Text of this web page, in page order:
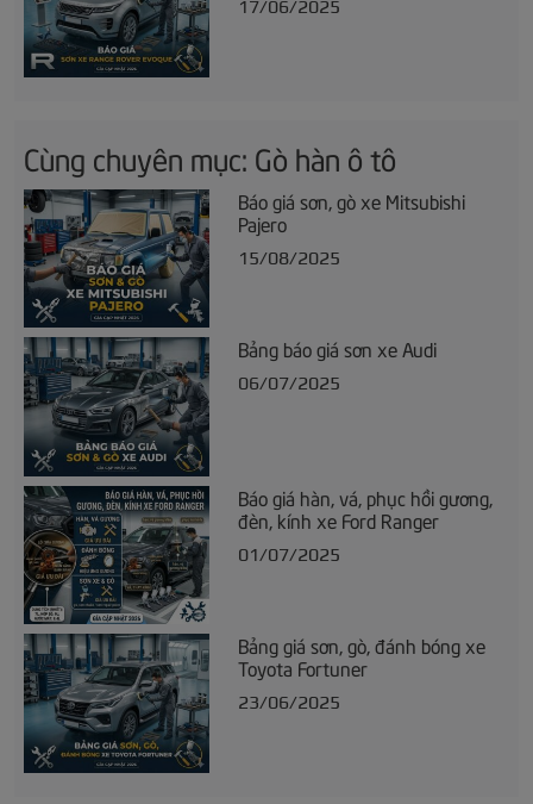
17/06/2025
Cùng chuyên mục: Gò hàn ô tô
Báo giá sơn, gò xe Mitsubishi
Pajero
15/08/2025
Bảng báo giá sơn xe Audi
06/07/2025
Báo giá hàn, vá, phục hồi gương,
đèn, kính xe Ford Ranger
01/07/2025
Bảng giá sơn, gò, đánh bóng xe
Toyota Fortuner
23/06/2025